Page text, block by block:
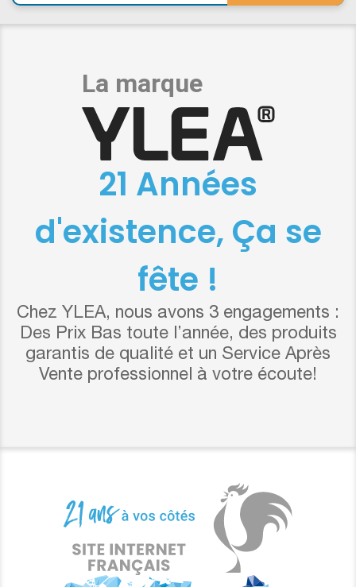
21 Années
d'existence, Ça se
fête !
Chez YLEA, nous avons 3 engagements :
Des Prix Bas toute l’année, des produits
garantis de qualité et un Service Après
Vente professionnel à votre écoute!